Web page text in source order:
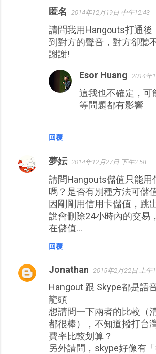
匿名 2014年12月19日 中午12:43
請問我用Hangouts打通後
到對方的聲音，對方卻聽
謝謝!
回覆
Esor Huang 2014年
這我也不確定，可
等問題都有影響
夢妘 2014年12月27日 下午2:58
請問Hangouts儲值只能用
嗎？是否有別種方法可儲
因剛剛用信用卡儲值，跳
說會刪除24小時內的交易
在儲值...
回覆
Jonathan 2015年2月22日 上午
Hangout 跟 Skype都是語
龍頭
想請問一下兩者的比較（
都很棒），不知道撥打台
費率比較划算？
另外請問，skype好像有「